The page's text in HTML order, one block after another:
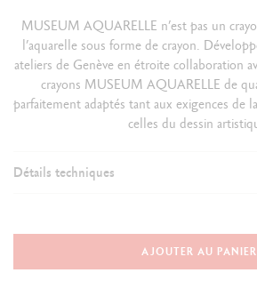
MUSEUM AQUARELLE n’est pas un
l’aquarelle sous forme de crayon.
ateliers de Genève en étroite collaboration
crayons MUSEUM AQUARELLE de
parfaitement adaptés tant aux exigences de
celles du dessin
Détails techniques
AJOUTER AU PANIER